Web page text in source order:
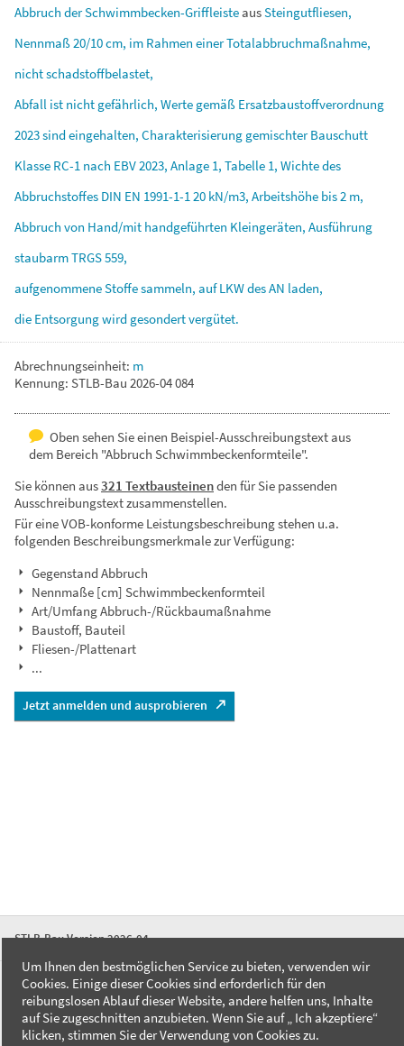
Abbruch derSchwimmbecken-GriffleisteausSteingutfliesen,
Nennmaß20/10cm, im Rahmen einerTotalabbruchmaßnahme,
nichtschadstoffbelastet,
Abfall ist nicht gefährlich, Werte gemäß Ersatzbaustoffverordnung
2023sindeingehalten, Charakterisierung gemischterBauschutt
Klasse RC-1 nach EBV2023, Anlage 1, Tabelle 1, Wichtedes
Abbruchstoffes DIN EN 1991-1-120 kN/m3, Arbeitshöhe bis2 m,
Abbruch von Hand/mit handgeführten Kleingeräten, Ausführung
staubarmTRGS559,
aufgenommeneStoffesammeln, aufLKWdesAN laden,
die Entsorgungwird gesondertvergütet.
Abrechnungseinheit: m
Kennung: STLB-Bau 2026-04 084
Oben sehen Sie einen Beispiel-Ausschreibungstext aus
dem Bereich "Abbruch Schwimmbeckenformteile".
Sie können aus321 Textbausteinenden für Sie passenden
Ausschreibungstext zusammenstellen.
Für eine VOB-konforme Leistungsbeschreibung stehen u.a.
folgenden Beschreibungsmerkmale zur Verfügung:
Gegenstand Abbruch
Nennmaße [cm] Schwimmbeckenformteil
Art/Umfang Abbruch-/Rückbaumaßnahme
Baustoff, Bauteil
Fliesen-/Plattenart
...
Jetzt anmelden und ausprobieren
STLB-Bau Version 2026-04
FAQ
Kontakt
Datenschutzerklärung
Um Ihnen den bestmöglichen Service zu bieten, verwenden wir
Cookies. Einige dieser Cookies sind erforderlich für den
reibungslosen Ablauf dieser Website, andere helfen uns, Inhalte
auf Sie zugeschnitten anzubieten. Wenn Sie auf „ Ich akzeptiere“
klicken, stimmen Sie der Verwendung von Cookies zu.